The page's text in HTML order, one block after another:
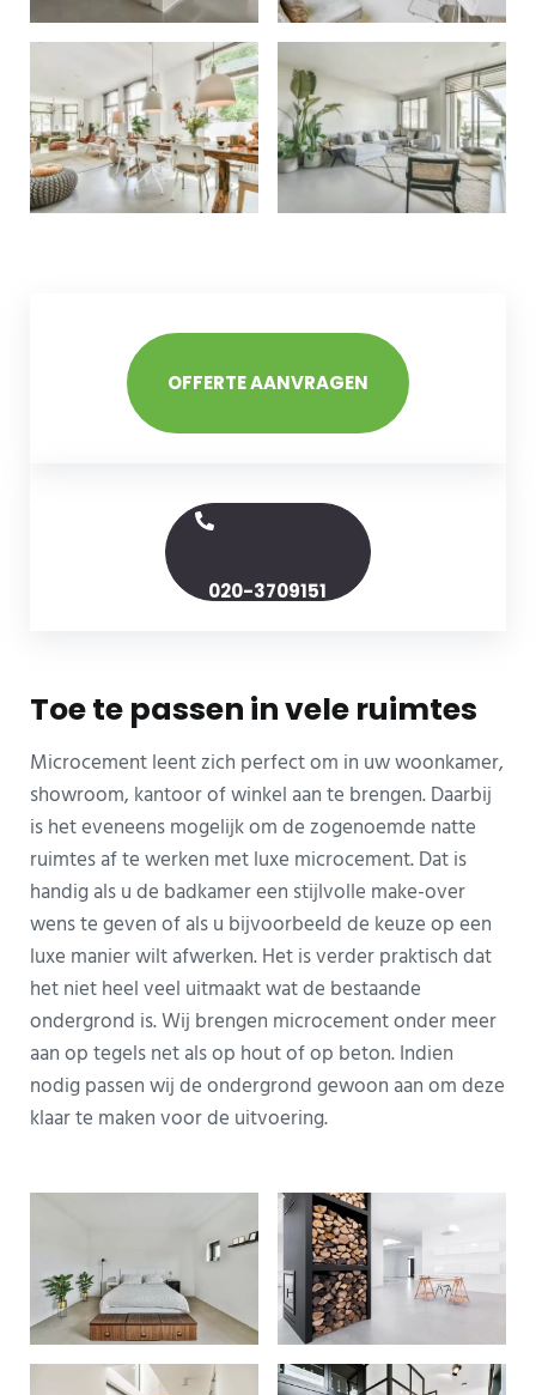
OFFERTE AANVRAGEN
020-3709151
Toe te passen in vele ruimtes
Microcement leent zich perfect om in uw woonkamer,
showroom, kantoor of winkel aan te brengen. Daarbij
is het eveneens mogelijk om de zogenoemde natte
ruimtes af te werken met luxe microcement. Dat is
handig als u de badkamer een stijlvolle make-over
wens te geven of als u bijvoorbeeld de keuze op een
luxe manier wilt afwerken. Het is verder praktisch dat
het niet heel veel uitmaakt wat de bestaande
ondergrond is. Wij brengen microcement onder meer
aan op tegels net als op hout of op beton. Indien
nodig passen wij de ondergrond gewoon aan om deze
klaar te maken voor de uitvoering.